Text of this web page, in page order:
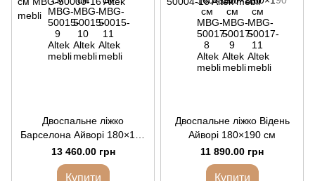
Двоспальне ліжко
Барселона Айворі 180×190
см
13 460.00 грн
Купити
Двоспальне ліжко Відень
Айворі 180×190 см
11 890.00 грн
Купити